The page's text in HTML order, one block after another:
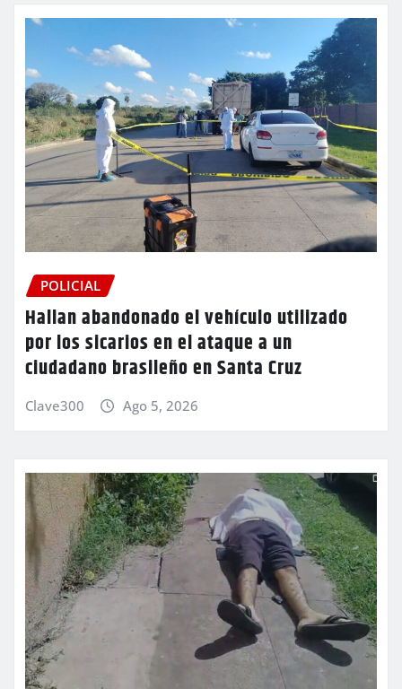
POLICIAL
Hallan abandonado el vehículo utilizado
por los sicarios en el ataque a un
ciudadano brasileño en Santa Cruz
Clave300 Ago 5, 2026